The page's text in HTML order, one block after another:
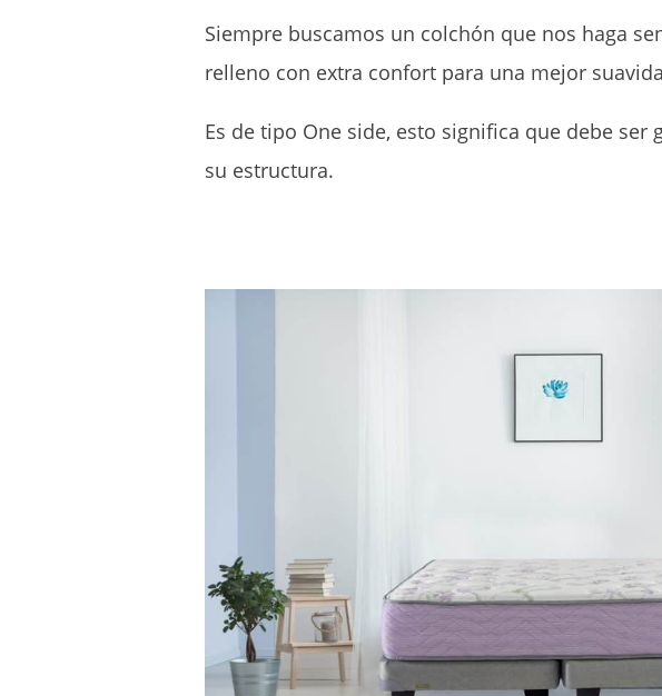
Siempre buscamos un colchón que nos haga
relleno con extra confort para una mejor
Es de tipo One side, esto significa que debe
su estructura.